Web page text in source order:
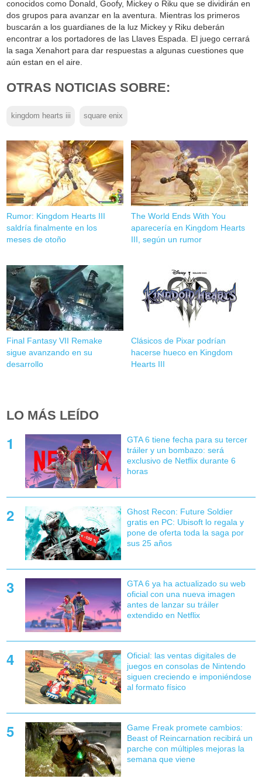
conocidos como Donald, Goofy, Mickey o Riku que se dividirán en
dos grupos para avanzar en la aventura. Mientras los primeros
buscarán a los guardianes de la luz Mickey y Riku deberán
encontrar a los portadores de las Llaves Espada. El juego cerrará
la saga Xenahort para dar respuestas a algunas cuestiones que
aún estan en el aire.
OTRAS NOTICIAS SOBRE:
kingdom hearts iii square enix
Rumor: Kingdom Hearts III
saldría finalmente en los
meses de otoño
The World Ends With You
aparecería en Kingdom Hearts
III, según un rumor
Final Fantasy VII Remake
sigue avanzando en su
desarrollo
Clásicos de Pixar podrían
hacerse hueco en Kingdom
Hearts III
LO MÁS LEÍDO
GTA 6 tiene fecha para su tercer
tráiler y un bombazo: será
exclusivo de Netflix durante 6
horas
Ghost Recon: Future Soldier
gratis en PC: Ubisoft lo regala y
pone de oferta toda la saga por
sus 25 años
GTA 6 ya ha actualizado su web
oficial con una nueva imagen
antes de lanzar su tráiler
extendido en Netflix
Oficial: las ventas digitales de
juegos en consolas de Nintendo
siguen creciendo e imponiéndose
al formato físico
Game Freak promete cambios:
Beast of Reincarnation recibirá un
parche con múltiples mejoras la
semana que viene